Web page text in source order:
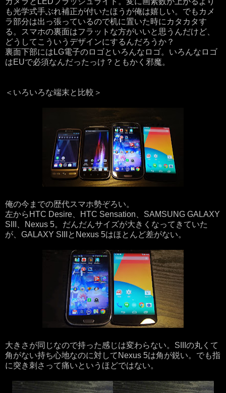
も光学式手ぶれ補正が付いたほうが俺は嬉しい。でもカメ
ラ部分は出っ張っているので机に置いた時にカタカタす
る。スマホの裏面はフラットな方がいいと思うんだけど、
どうしてこういうデザインにするんだろうか？
裏面下部にはLG電子のロゴといろんなロゴ。いろんなロゴ
はEUで必須なんだったっけ？ともかく邪魔。
＜いろいろな端末と比較＞
俺の今までの歴代スマホ勢ぞろい。
左からHTC Desire、HTC Sensation、SAMSUNG GALAXY
SIII、Nexus 5。だんだんサイズが大きくなってきていた
が、GALAXY SIIIとNexus 5はほとんど差がない。
大きさが同じなので持った感じは変わらない。SIIIの丸くて
角がない持ち心地なのに対してNexus 5は角が鋭い。でも指
に突き刺さって痛いというほどではない。